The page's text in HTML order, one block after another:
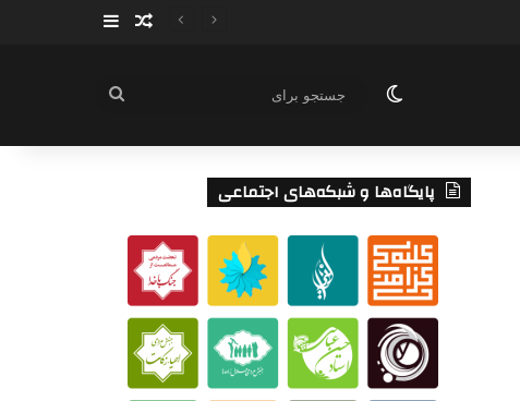
نوشته تصادفی
سایدبار
تغییر پوسته
جستجو
پایگاه‌ها و شبکه‌های اجتماعی